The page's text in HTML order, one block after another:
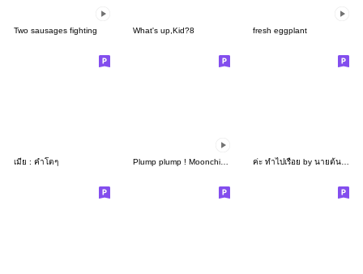
Two sausages fighting What's up,Kid?8 fresh eggplant
เมีย : คำโตๆ ค่ะ ทำไปเรื่อย by นายต้นไม้